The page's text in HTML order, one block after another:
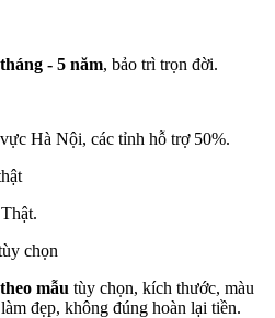
- 5 năm, bảo trì trọn đời.
Hà Nội, các tỉnh hỗ trợ 50%.
mẫu tùy chọn, kích thước, màu
đẹp, không đúng hoàn lại tiền.